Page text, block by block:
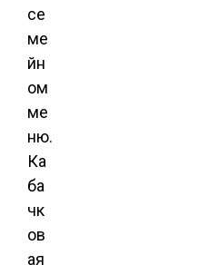
се
ме
йн
ом
ме
ню.
Ка
ба
чк
ов
ая